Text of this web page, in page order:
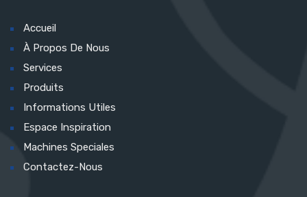
Accueil
À Propos De Nous
Services
Produits
Informations Utiles
Espace Inspiration
Machines Speciales
Contactez-Nous